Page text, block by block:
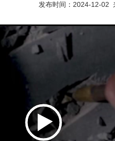
发布时间：2024-12-02